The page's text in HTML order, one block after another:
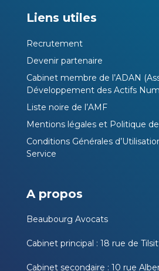
Liens utiles
Recrutement
Devenir partenaire
Cabinet membre de l’ADAN
Développement des Actifs
Liste noire de l’AMF
Mentions légales et Politique
Conditions Générales
Service
A propos
Beaubourg Avocats
Cabinet principal : 18 rue de
Cabinet secondaire : 10 rue